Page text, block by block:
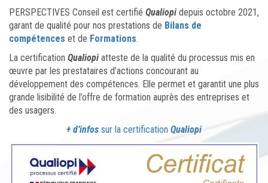
PERSPECTIVES Conseil est certifié Qualiopi depuis octobre 2021,
garant de qualité pour nos prestations de Bilans de
compétences et de Formations.
La certification Qualiopi atteste de la qualité du processus mis en
œuvre par les prestataires d’actions concourant au
développement des compétences. Elle permet et garantit une plus
grande lisibilité de l’offre de formation auprès des entreprises et
des usagers.
+ d’infos sur la certification Qualiopi